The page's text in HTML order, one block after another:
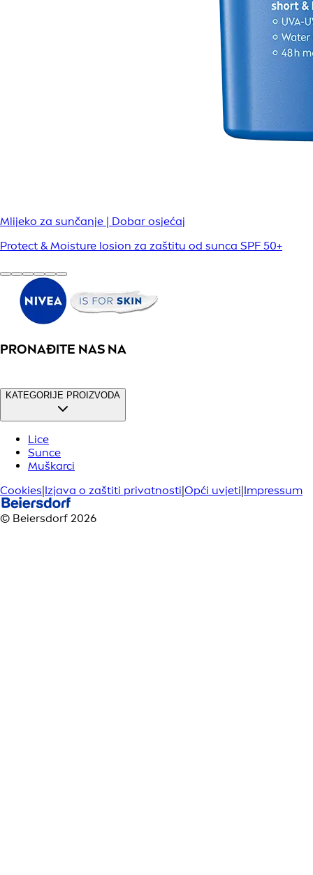
Mlijeko za sunčanje | Dobar osjećaj
Protect & Moisture losion za zaštitu od sunca SPF 50+
PRONAĐITE NAS NA
KATEGORIJE PROIZVODA
Lice
Sunce
Muškarci
Cookies Izjava o zaštiti privatnosti Opći uvjeti Impressum
© Beiersdorf 2026